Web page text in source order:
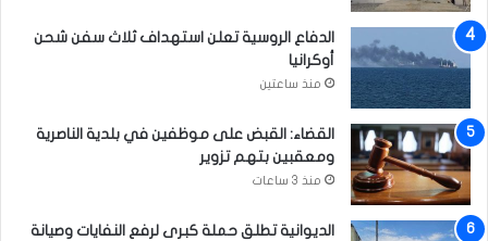
الدفاع الروسية تعلن استهداف ثلاث سفن شحن
أوكرانيا
منذ ساعتين
القضاء: القبض على موظفين في بلدية الناصرية
ومعقبين بتهم تزوير
منذ 3 ساعات
الديوانية تطلق حملة كبرى لرفع النفايات وصيانة